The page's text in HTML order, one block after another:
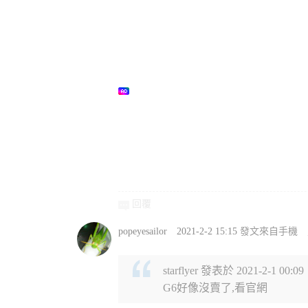
popeyesailor 2021-2-2 15:15 發文來自手機
starflyer 發表於 2021-2-1 00:09
G6好像沒賣了,看官網